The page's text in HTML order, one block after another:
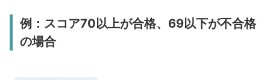
例： スコア70以上が合格、69以下が不合格
の場合